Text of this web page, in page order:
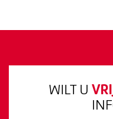
WILT U